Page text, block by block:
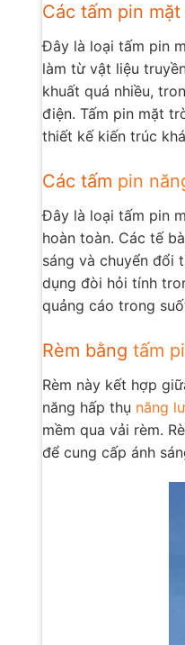
Các tấm pin
Đây là loại tấm pin
làm từ vật liệu
khuất quá nhiều,
điện. Tấm pin mặt
thiết kế kiến trúc
Các tấm pin
Đây là loại tấm pin
hoàn toàn. Các tế
sáng và chuyển đổi
dụng đòi hỏi tính
quảng cáo trong
Rèm bằng tấm
Rèm này kết hợp
năng hấp thụ năng
mềm qua vải rèm.
để cung cấp ánh